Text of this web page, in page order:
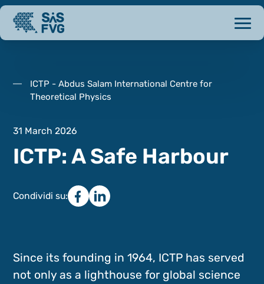
ICTP - Abdus Salam International Centre for
Theoretical Physics
31 March 2026
ICTP: A Safe Harbour
Condividi su:
Since its founding in 1964, ICTP has served
not only as a lighthouse for global science